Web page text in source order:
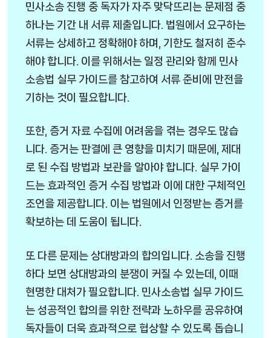
민사소송 진행 중 독자가 자주 맞닥뜨리는 문제점 중
하나는 기간 내 서류 제출입니다. 법원에서 요구하는
서류는 상세하고 정확해야 하며, 기한도 철저히 준수
해야 합니다. 이를 위해서는 일정 관리와 함께 민사
소송법 실무 가이드를 참고하여 서류 준비에 만전을
기하는 것이 필요합니다.
또한, 증거 자료 수집에 어려움을 겪는 경우도 많습
니다. 증거는 판결에 큰 영향을 미치기 때문에, 제대
로 된 수집 방법과 보관을 알아야 합니다. 실무 가이
드는 효과적인 증거 수집 방법과 이에 대한 구체적인
조언을 제공합니다. 이는 법원에서 인정받는 증거를
확보하는 데 도움이 됩니다.
또 다른 문제는 상대방과의 합의입니다. 소송을 진행
하다 보면 상대방과의 분쟁이 커질 수 있는데, 이때
현명한 대처가 필요합니다. 민사소송법 실무 가이드
는 성공적인 합의를 위한 전략과 노하우를 공유하여
독자들이 더욱 효과적으로 협상할 수 있도록 돕습니